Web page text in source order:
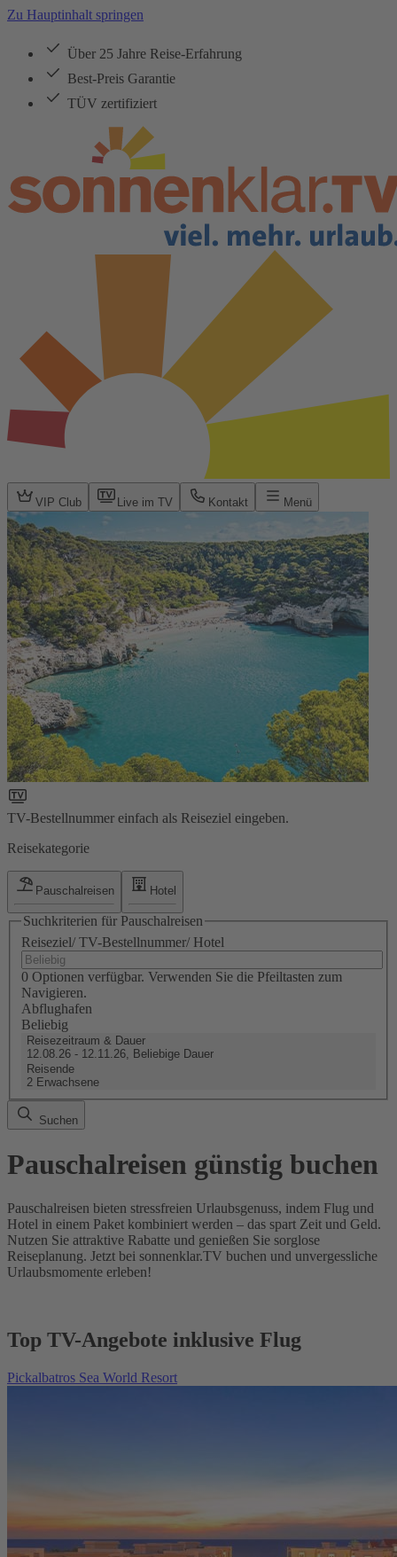
Zu Hauptinhalt springen
Über 25 Jahre Reise-Erfahrung
Best-Preis Garantie
TÜV zertifiziert
VIP Club Live im TV Kontakt Menü
TV-Bestellnummer einfach als Reiseziel eingeben.
Reisekategorie
Pauschalreisen Hotel
Suchkriterien für Pauschalreisen
Reiseziel/ TV-Bestellnummer/ Hotel
0 Optionen verfügbar. Verwenden Sie die Pfeiltasten zum
Navigieren.
Abflughafen
Beliebig
Reisezeitraum & Dauer
12.08.26 - 12.11.26, Beliebige Dauer
Reisende
2 Erwachsene
Suchen
Pauschalreisen günstig buchen
Pauschalreisen bieten stressfreien Urlaubsgenuss, indem Flug und
Hotel in einem Paket kombiniert werden – das spart Zeit und Geld.
Nutzen Sie attraktive Rabatte und genießen Sie sorglose
Reiseplanung. Jetzt bei sonnenklar.TV buchen und unvergessliche
Urlaubsmomente erleben!
Top TV-Angebote inklusive Flug
Pickalbatros Sea World Resort